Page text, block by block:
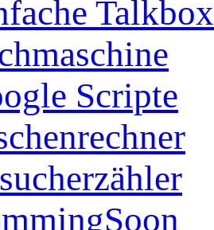
Talkbox
Scripte